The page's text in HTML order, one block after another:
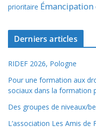
prioritaire
Derniers articles
RIDEF 2026, Pologne
Pour une formation aux
sociaux dans la formation
Des groupes de niveaux/
L’association Les Amis